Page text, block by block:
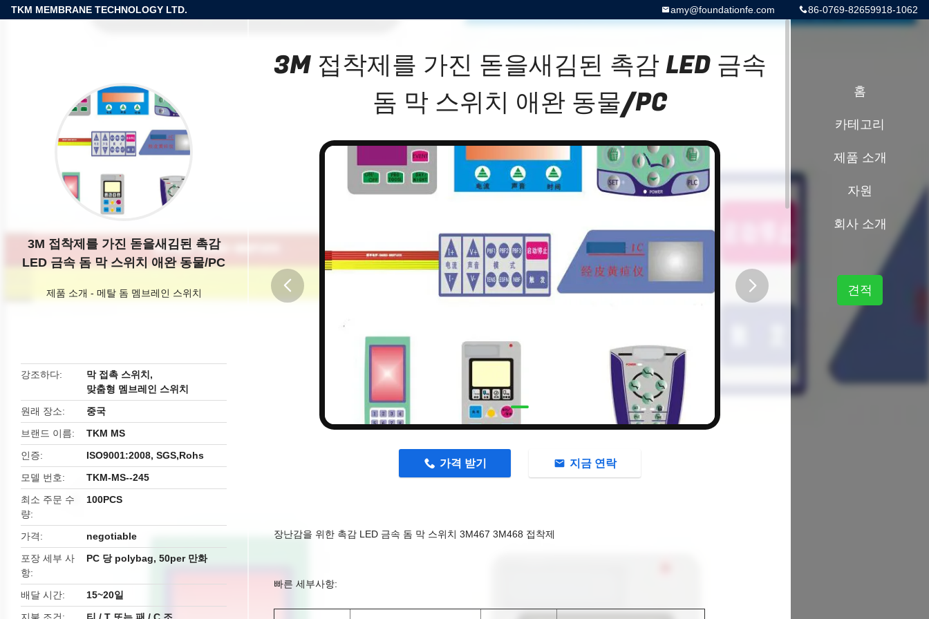
TKM MEMBRANE TECHNOLOGY LTD. 86-0769-82659918-1062
amy@foundationfe.com
3M 접착제를 가진 돋을새김된 촉감
LED 금속 돔 막 스위치 애완 동물/PC
제품 소개 - 메탈 돔 멤브레인 스위치
강조하다 막 접촉 스위치 ,
맞춤형 멤브레인 스위치
원래 장소
중국
브랜드 이름
TKM MS
인증
ISO9001:2008, SGS,Rohs
모델 번호
TKM-MS--245
최소 주문 수
량
100PCS
가격
negotiable
포장 세부 사
항
PC 당 polybag, 50per 만화
배달 시간
15~20일
3M 접착제를 가진 돋을새김된 촉감 LED 금속
돔 막 스위치 애완 동물/PC
가격 받기 지금 연락
장난감을 위한 촉감 LED 금속 돔 막 스위치 3M467 3M468 접착제
빠른 세부사항:
홈
카테고리
제품 소개
자원
회사 소개
견적